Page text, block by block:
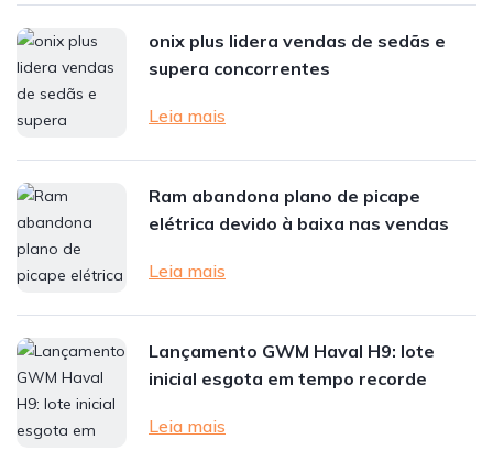
onix plus lidera vendas de sedãs e
supera concorrentes
Leia mais
Ram abandona plano de picape
elétrica devido à baixa nas vendas
Leia mais
Lançamento GWM Haval H9: lote
inicial esgota em tempo recorde
Leia mais